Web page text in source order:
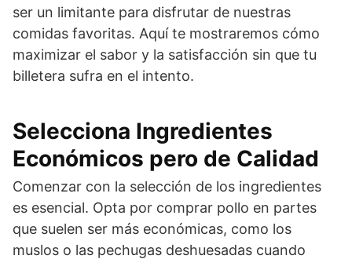
ser un limitante para disfrutar de nuestras
comidas favoritas. Aquí te mostraremos cómo
maximizar el sabor y la satisfacción sin que tu
billetera sufra en el intento.
Selecciona Ingredientes
Económicos pero de Calidad
Comenzar con la selección de los ingredientes
es esencial. Opta por comprar pollo en partes
que suelen ser más económicas, como los
muslos o las pechugas deshuesadas cuando